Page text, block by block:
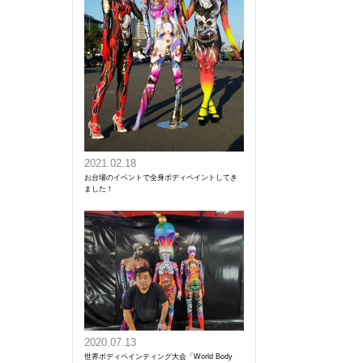
2021.02.18
お台場のイベントで全身ボディペイントしてき
ました！
2020.07.13
世界ボディペインティング大会「World Body